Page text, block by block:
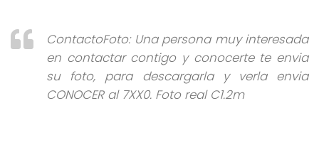
ContactoFoto: Una persona muy interesada
en contactar contigo y conocerte te envia
su foto, para descargarla y verla envia
CONOCER al 7XX0. Foto real C1.2m